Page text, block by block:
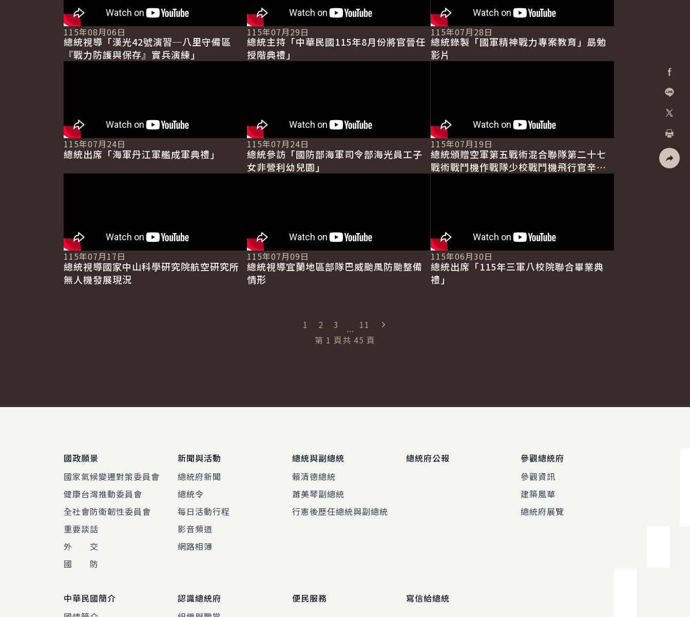
加入好
列印
115年08月06日
總統視導「漢光42號演習─八里守備區
『戰力防護與保存』實兵演練」
115年07月29日
總統主持「中華民國115年8月份將官晉任
授階典禮」
115年07月28日
總統錄製「國軍精神戰力專案教育」勗勉
影片
115年07月24日
總統出席「海軍丹江軍艦成軍典禮」
115年07月24日
總統參訪「國防部海軍司令部海光員工子
女非營利幼兒園」
115年07月19日
總統頒贈空軍第五戰術混合聯隊第二十七
戰術戰鬥機作戰隊少校戰鬥機飛行官辛柏
115年07月17日
總統視導國家中山科學研究院航空研究所
無人機發展現況
115年07月09日
總統視導宜蘭地區部隊巴威颱風防颱整備
情形
115年06月30日
總統出席「115年三軍八校院聯合畢業典
禮」
1 2 3 ... 11
"最末頁"
第 1 頁共 45 頁
國政願景
國家氣候變遷對策委員會
健康台灣推動委員會
全社會防衛韌性委員會
重要談話
外 交
國 防
新聞與活動
總統府新聞
總統令
每日活動行程
影音頻道
網路相簿
總統與副總統
賴清德總統
蕭美琴副總統
行憲後歷任總統與副總統
總統府公報
參觀總統府
參觀資訊
建築風華
總統府展覽
中華民國簡介
認識總統府
便民服務 寫信給總統